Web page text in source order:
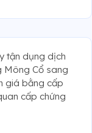
tận dụng dịch
Mông Cổ sang
giá bằng cấp
cấp chứng